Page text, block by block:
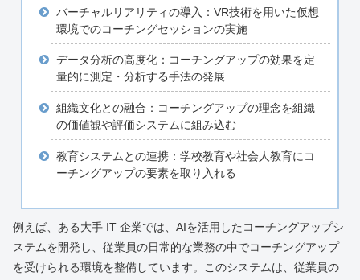
バーチャルリアリティの導入：VR技術を用いた仮想
環境でのコーチングセッションの実施
データ分析の高度化：コーチングアップの効果を定
量的に測定・分析する手法の発展
組織文化との融合：コーチングアップの理念を組織
の価値観や評価システムに組み込む
教育システムとの連携：学校教育や社会人教育にコ
ーチングアップの要素を取り入れる
例えば、ある大手 IT 企業では、AIを活用したコーチングアップシ
ステムを開発し、従業員の日常的な業務の中でコーチングアップ
を受けられる環境を整備しています。このシステムは、従業員の